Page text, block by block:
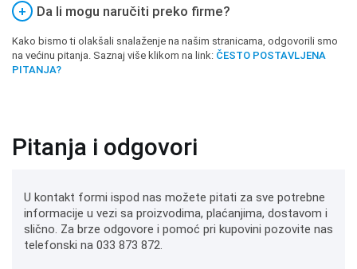
+
Da li mogu naručiti preko firme?
Kako bismo ti olakšali snalaženje na našim stranicama, odgovorili smo
na većinu pitanja. Saznaj više klikom na link: ČESTO POSTAVLJENA
PITANJA?
Pitanja i odgovori
U kontakt formi ispod nas možete pitati za sve potrebne
informacije u vezi sa proizvodima, plaćanjima, dostavom i
slično. Za brze odgovore i pomoć pri kupovini pozovite nas
telefonski na 033 873 872.